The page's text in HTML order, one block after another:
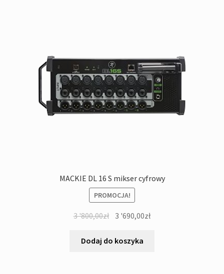
MACKIE DL 16 S mikser cyfrowy
PROMOCJA!
3 '800,00zł Pierwotna
wynosiła:
3 '690,00złAktualna
Dodaj do koszyka